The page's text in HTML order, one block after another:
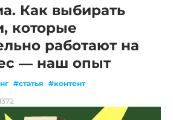
Как выбирать
которые
работают на
— наш опыт
#статья #контент